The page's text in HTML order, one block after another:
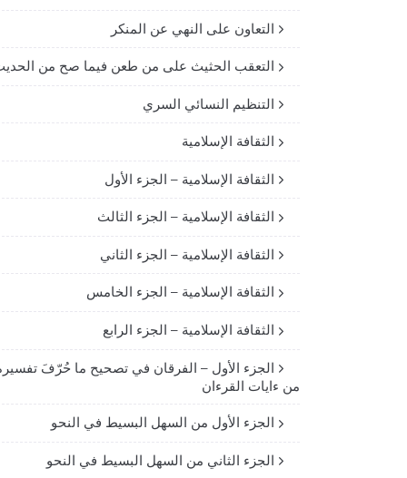
التعاون على النهي عن المنكر
التعقب الحثيث على من طعن فيما صح من
التنظيم النسائي السري
الثقافة الإسلامية
الثقافة الإسلامية – الجزء الأول
الثقافة الإسلامية – الجزء الثالث
الثقافة الإسلامية – الجزء الثاني
الثقافة الإسلامية – الجزء الخامس
الثقافة الإسلامية – الجزء الرابع
الجزء الأول – الفرقان في تصحيح ما حُرّفَ
من ءايات القرءان
الجزء الأول من السهل البسيط في النحو
الجزء الثاني من السهل البسيط في النحو